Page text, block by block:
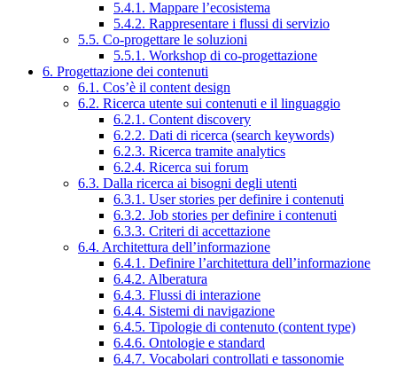
5.4.1. Mappare l’ecosistema
5.4.2. Rappresentare i flussi di servizio
5.5. Co-progettare le soluzioni
5.5.1. Workshop di co-progettazione
6. Progettazione dei contenuti
6.1. Cos’è il content design
6.2. Ricerca utente sui contenuti e il linguaggio
6.2.1. Content discovery
6.2.2. Dati di ricerca (search keywords)
6.2.3. Ricerca tramite analytics
6.2.4. Ricerca sui forum
6.3. Dalla ricerca ai bisogni degli utenti
6.3.1. User stories per definire i contenuti
6.3.2. Job stories per definire i contenuti
6.3.3. Criteri di accettazione
6.4. Architettura dell’informazione
6.4.1. Definire l’architettura dell’informazione
6.4.2. Alberatura
6.4.3. Flussi di interazione
6.4.4. Sistemi di navigazione
6.4.5. Tipologie di contenuto (content type)
6.4.6. Ontologie e standard
6.4.7. Vocabolari controllati e tassonomie